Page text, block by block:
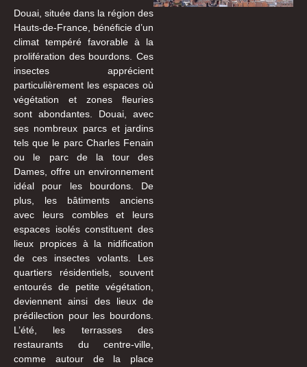
Douai, située dans la région des
Hauts-de-France, bénéficie d’un
climat tempéré favorable à la
prolifération des bourdons. Ces
insectes apprécient
particulièrement les espaces où
végétation et zones fleuries
sont abondantes. Douai, avec
ses nombreux parcs et jardins
tels que le parc Charles Fenain
ou le parc de la tour des
Dames, offre un environnement
idéal pour les bourdons. De
plus, les bâtiments anciens
avec leurs combles et leurs
espaces isolés constituent des
lieux propices à la nidification
de ces insectes volants. Les
quartiers résidentiels, souvent
entourés de petite végétation,
deviennent ainsi des lieux de
prédilection pour les bourdons.
L’été, les terrasses des
restaurants du centre-ville,
comme autour de la place